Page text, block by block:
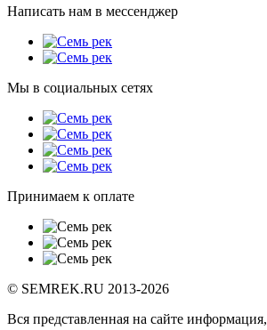
Написать нам в мессенджер
Мы в социальных сетях
Принимаем к оплате
© SEMREK.RU 2013-2026
Вся представленная на сайте